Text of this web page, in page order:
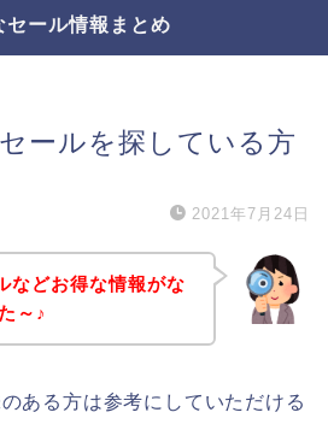
セール情報まとめ
ールを探している方
2021年7月24日
などお得な情報がな
～♪
ある方は参考にしていただける